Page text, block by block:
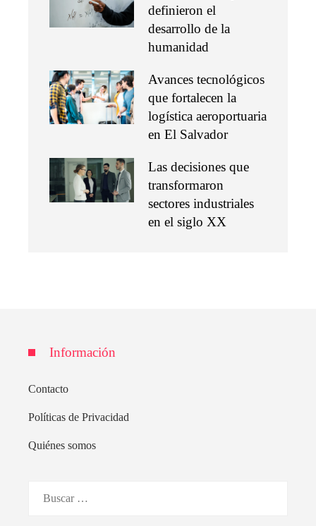
definieron el
desarrollo de la
humanidad
Avances tecnológicos
que fortalecen la
logística aeroportuaria
en El Salvador
Las decisiones que
transformaron
sectores industriales
en el siglo XX
Información
Contacto
Políticas de Privacidad
Quiénes somos